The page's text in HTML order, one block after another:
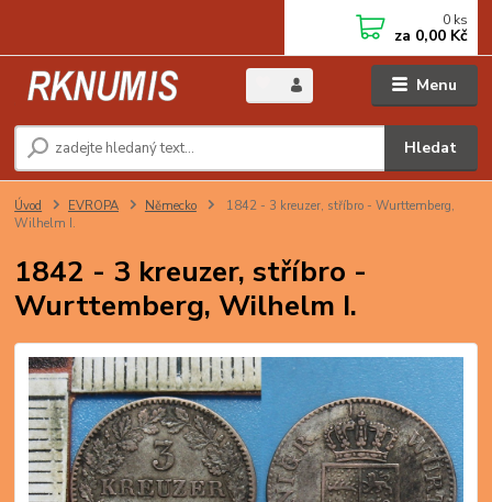
Menu
Hledat
0 ks
za 0,00 Kč
Úvod EVROPA Německo
1842 - 3 kreuzer, stříbro - Wurttemberg,
Wilhelm I.
1842 - 3 kreuzer, stříbro -
Wurttemberg, Wilhelm I.